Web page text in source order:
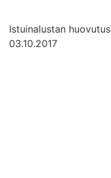
Istuinalustan huovutus
03.10.2017